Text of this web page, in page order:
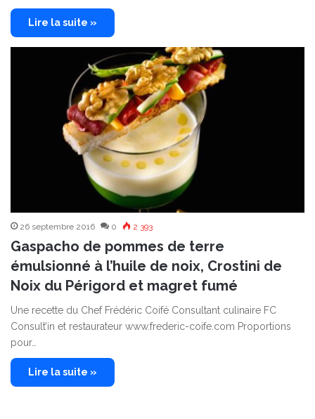
Lire la suite »
26 septembre 2016 0 2 393
Gaspacho de pommes de terre
émulsionné à l’huile de noix, Crostini de
Noix du Périgord et magret fumé
Une recette du Chef Frédéric Coifé Consultant culinaire FC
Consult’in et restaurateur www.frederic-coife.com Proportions
pour…
Lire la suite »